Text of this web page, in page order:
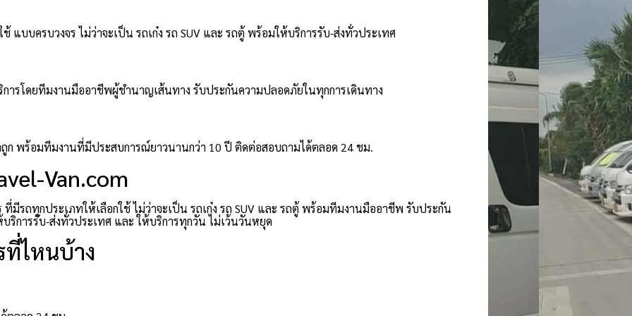
แบบครบวงจร ไม่ว่าจะเป็น รถเก๋ง รถ SUV และ รถตู้ พร้อมให้บริการรับ-ส่งทั่วประเทศ
ารโดยทีมงานมืออาชีพผู้ชำนาญเส้นทาง รับประกันความปลอดภัยในทุกการเดินทาง
ก พร้อมทีมงานที่มีประสบการณ์ยาวนานกว่า 10 ปี ติดต่อสอบถามได้ตลอด 24 ชม.
Van.com
มีรถทุกประเภทให้เลือกใช้ ไม่ว่าจะเป็น รถเก๋ง รถ SUV และ รถตู้ พร้อมทีมงานมืออาชีพ รับประกัน
ริการรับ-ส่งทั่วประเทศ และ ให้บริการทุกวัน ไม่เว้นวันหยุด
ที่ไหนบ้าง